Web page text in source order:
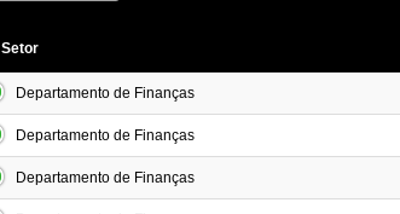
Setor
Departamento de Finanças
Departamento de Finanças
Departamento de Finanças